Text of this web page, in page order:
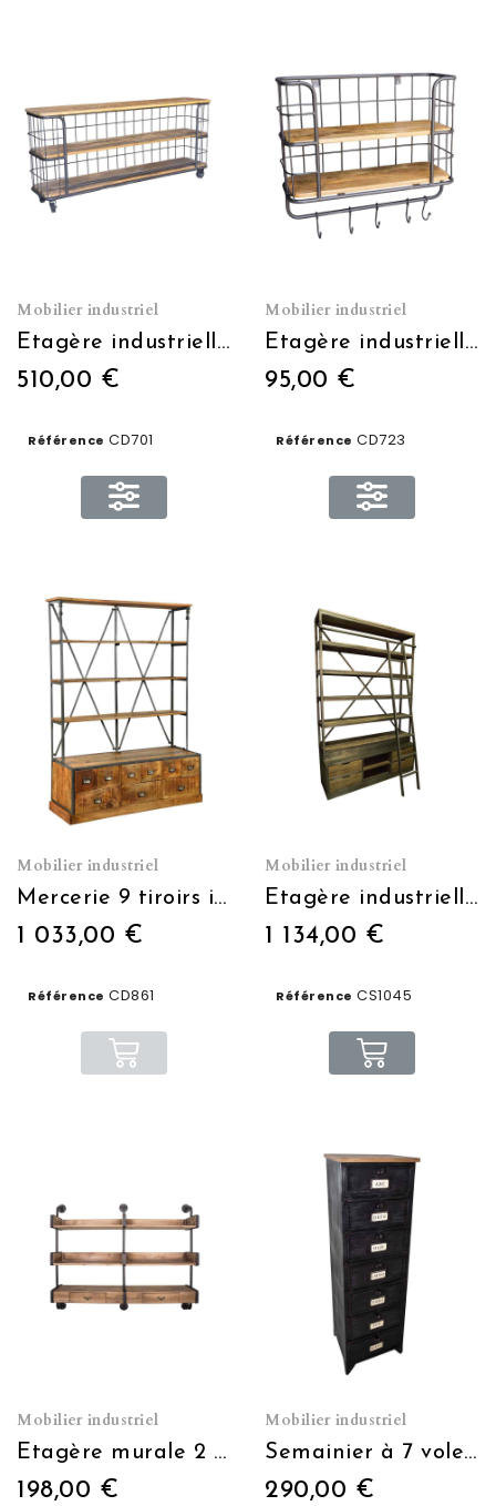
Mobilier industriel
Etagère industrielle (horizontale)
510,00 €
Référence CD701
Mobilier industriel
Etagère industrielle PM 62*24*50
95,00 €
Référence CD723
Mobilier industriel
Mercerie 9 tiroirs indus + 4 étagères
1 033,00 €
Référence CD861
Mobilier industriel
Etagère industrielle avec échelle
1 134,00 €
Référence CS1045
Mobilier industriel
Etagère murale 2 tiroirs
198,00 €
Mobilier industriel
Semainier à 7 volets
290,00 €